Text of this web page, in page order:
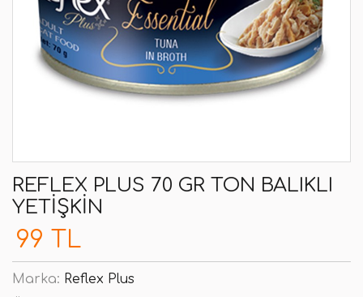
REFLEX PLUS 70 GR TON BALIKLI
YETIŞKIN
99 TL
Marka: Reflex Plus